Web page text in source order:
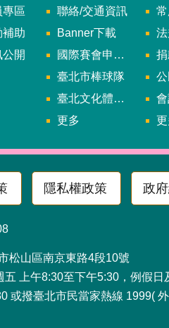
專區
補助
開
聯絡/交通資訊
Banner下載
國際賽會申辦暨籌辦小組
臺北市棒球隊
臺北文化體育園區
更多
公
隱私權政策 政
臺北市松山
五 上午8:30至下午5:30，例假日
或撥臺北市民當家熱線 1999(